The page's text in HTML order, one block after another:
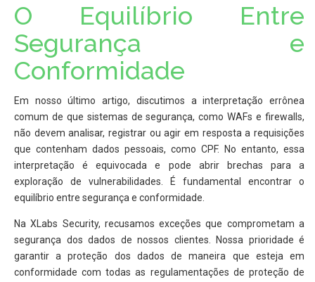
O Equilíbrio Entre
Segurança e
Conformidade
Em nosso último artigo, discutimos a interpretação errônea
comum de que sistemas de segurança, como WAFs e firewalls,
não devem analisar, registrar ou agir em resposta a requisições
que contenham dados pessoais, como CPF. No entanto, essa
interpretação é equivocada e pode abrir brechas para a
exploração de vulnerabilidades. É fundamental encontrar o
equilíbrio entre segurança e conformidade.
Na XLabs Security, recusamos exceções que comprometam a
segurança dos dados de nossos clientes. Nossa prioridade é
garantir a proteção dos dados de maneira que esteja em
conformidade com todas as regulamentações de proteção de